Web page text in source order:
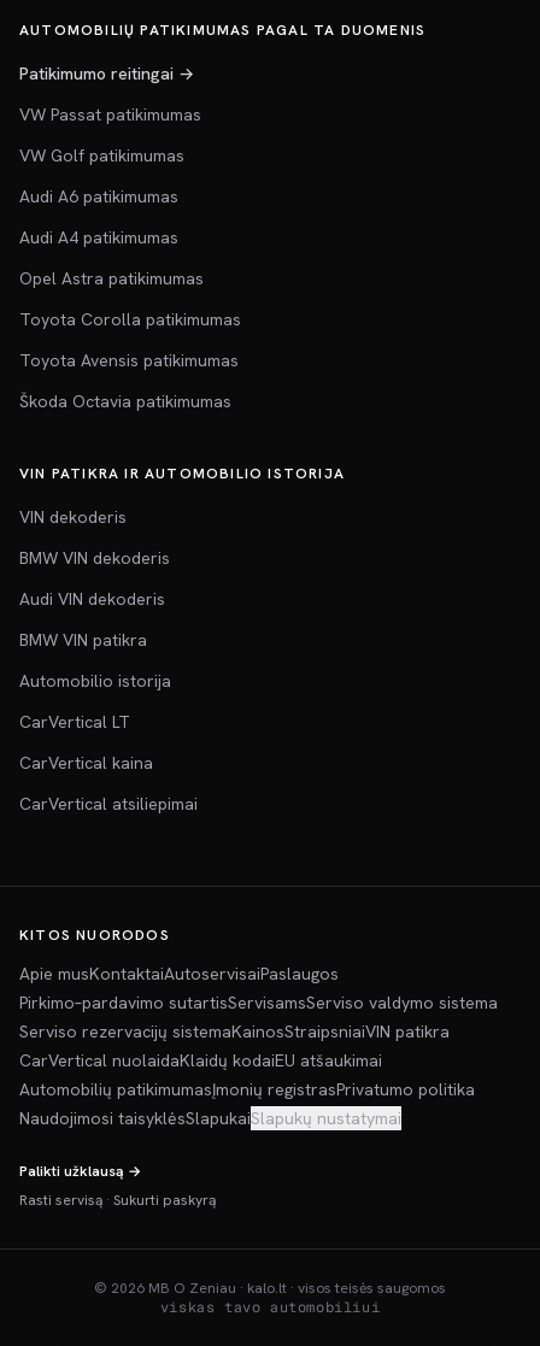
AUTOMOBILIŲ PATIKIMUMAS PAGAL TA DUOMENIS
Patikimumo reitingai →
VW Passat patikimumas
VW Golf patikimumas
Audi A6 patikimumas
Audi A4 patikimumas
Opel Astra patikimumas
Toyota Corolla patikimumas
Toyota Avensis patikimumas
Škoda Octavia patikimumas
VIN PATIKRA IR AUTOMOBILIO ISTORIJA
VIN dekoderis
BMW VIN dekoderis
Audi VIN dekoderis
BMW VIN patikra
Automobilio istorija
CarVertical LT
CarVertical kaina
CarVertical atsiliepimai
KITOS NUORODOS
Apie musKontaktaiAutoservisaiPaslaugos
Pirkimo–pardavimo sutartisServisamsServiso valdymo sistema
Serviso rezervacijų sistemaKainosStraipsniaiVIN patikra
CarVertical nuolaidaKlaidų kodaiEU atšaukimai
Automobilių patikimumasĮmonių registrasPrivatumo politika
Naudojimosi taisyklėsSlapukaiSlapukų nustatymai
Palikti užklausą →
Rasti servisą · Sukurti paskyrą
© 2026 MB O Zeniau · kalo.lt · visos teisės saugomos
viskas tavo automobiliui